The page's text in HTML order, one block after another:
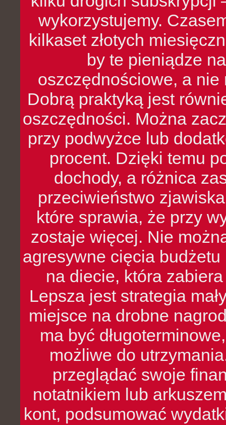
wykorzystujemy.
kilkaset złotych
by te pieniądze
oszczędnościowe, a nie
Dobrą praktyką jest
oszczędności. Można
przy podwyżce lub
procent. Dzięki temu
dochody, a różnica
przeciwieństwo
które sprawia, że przy
zostaje więcej. Nie
agresywne cięcia
na diecie, która
Lepsza jest strategia
miejsce na drobne
ma być
możliwe do
przeglądać swoje
notatnikiem lub
kont, podsumować